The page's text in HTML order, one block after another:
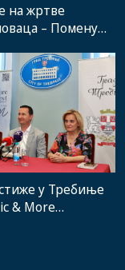
на жртве
– Помену
локалних
и грађани
у Требиње
& More